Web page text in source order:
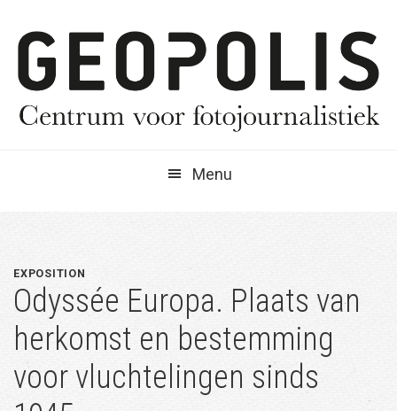
naar
hoofdnavigatie
naar
hoofd
inhoud
naar
eerste
sidebar
Menu
EXPOSITION
Odyssée Europa. Plaats van
herkomst en bestemming
voor vluchtelingen sinds